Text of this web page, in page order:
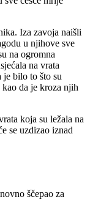
Iza zavoja naišli
u njihove sve
na ogromna
na vrata
je bilo to što su
da je kroza njih
koja su ležala na
se uzdizao iznad
ščepao za